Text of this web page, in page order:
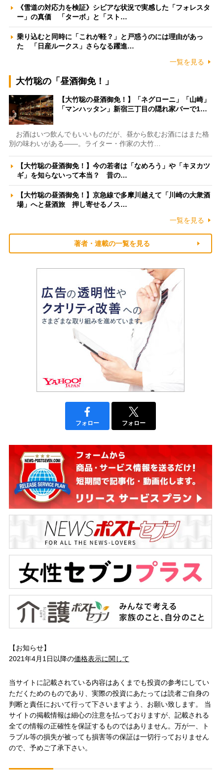
《雪道の対応力を検証》シビアな状況で実感した「フォレスタ
ー」の真価 「ターボ」と「スト…
乗り込むと同時に「これが軽？」と戸惑うのには理由があっ
た 「日産ルークス」さらなる躍進…
一覧を見る
大竹聡の「昼酒御免！」
【大竹聡の昼酒御免！】「ネグローニ」「山崎」
「マンハッタン」新宿三丁目の隠れ家バーで1…
お酒はいつ飲んでもいいものだが、昼から飲むお酒にはまた格
別の味わいがある――。ライター・作家の大竹…
【大竹聡の昼酒御免！】今の若者は「なめろう」や「キヌカツ
ギ」を知らないって本当？ 昔の…
【大竹聡の昼酒御免！】京急線で多摩川越えて「川崎の大衆酒
場」へと昼酒旅 押し寄せるノス…
一覧を見る
著者・連載の一覧を見る
フォロー フォロー
【お知らせ】
2021年4月1日以降の価格表示に関して
当サイトに記載されている内容はあくまでも投資の参考にしてい
ただくためのものであり、実際の投資にあたっては読者ご自身の
判断と責任において行って下さいますよう、お願い致します。 当
サイトの掲載情報は細心の注意を払っておりますが、記載される
全ての情報の正確性を保証するものではありません。万が一、ト
ラブル等の損失が被っても損害等の保証は一切行っておりません
ので、予めご了承下さい。